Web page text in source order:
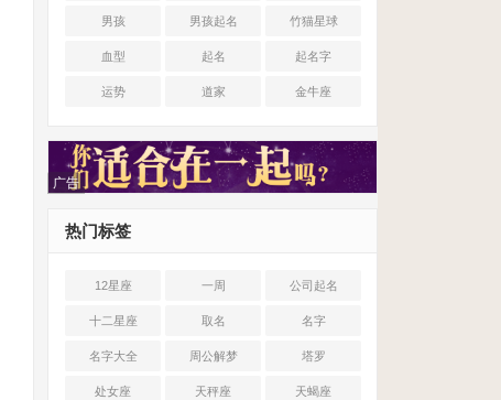
男孩 男孩起名 竹猫星球
血型 起名 起名字
运势 道家 金牛座
广告
热门标签
12星座 一周 公司起名
十二星座 取名 名字
名字大全 周公解梦 塔罗
处女座 天秤座 天蝎座